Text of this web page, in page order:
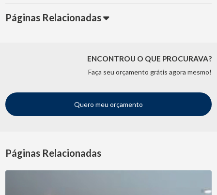
Páginas Relacionadas
ENCONTROU O QUE PROCURAVA?
Faça seu orçamento grátis agora mesmo!
Quero meu orçamento
Páginas Relacionadas